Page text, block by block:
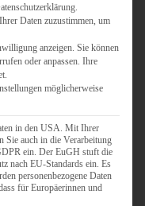
SANDWICHES
DEM TISCH
& FISCH
BARBECUE
BACKEN
GERICHTE
& QUICHES
RISOTTO
Daten zuzustimmen, um
anzeigen. Sie können
oder anpassen. Ihre
möglicherweise
in den USA. Mit Ihrer
auch in die Verarbeitung
ein. Der EuGH stuft die
nach EU-Standards ein. Es
personenbezogene Daten
für Europäerinnen und